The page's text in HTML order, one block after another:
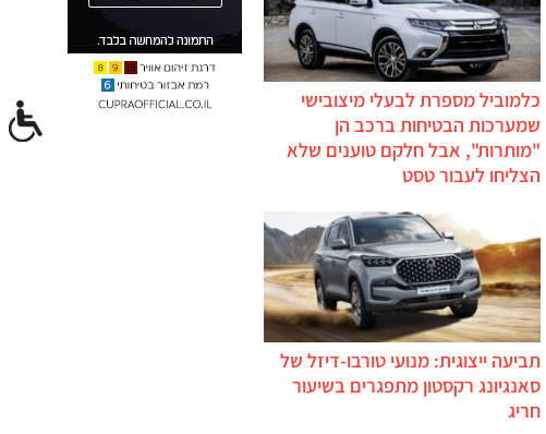
כלמוביל מספרת לבעלי מיצובישי
שמערכות הבטיחות ברכב הן
"מותרות", אבל חלקם טוענים שלא
הצליחו לעבור טסט
תביעה ייצוגית: מנועי טורבו-דיזל של
סאנגיונג רקסטון מתפגרים בשיעור
חריג